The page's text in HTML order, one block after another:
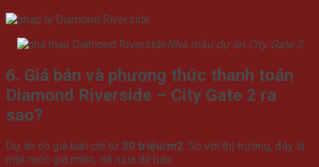
Nhà mẫu dự án City Gate 2
6. Giá bán và phương thức thanh toán
Diamond Riverside – City Gate 2 ra
sao?
Dự án có giá bán chỉ từ 30 triệu/m2. So với thị trường, đây là
một mức giá mềm, dễ mua dễ bán.